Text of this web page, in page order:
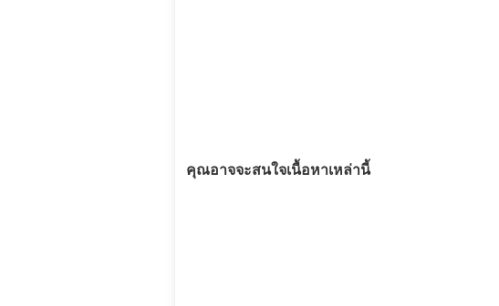
คุณอาจจะสนใจเนื้อหาเหล่านี้